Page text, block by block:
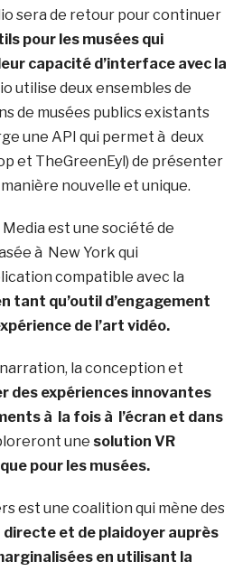
sera de retour pour continuer
pour les musées qui
capacité d’interface avec la
utilise deux ensembles de
de musées publics existants
une API qui permet à deux
et TheGreenEyl) de présenter
nouvelle et unique.
est une société de
à New York qui
compatible avec la
tant qu’outil d’engagement
de l’art vidéo.
la conception et
des expériences innovantes
à la fois à l’écran et dans
une solution VR
pour les musées.
est une coalition qui mène des
directe et de plaidoyer auprès
en utilisant la